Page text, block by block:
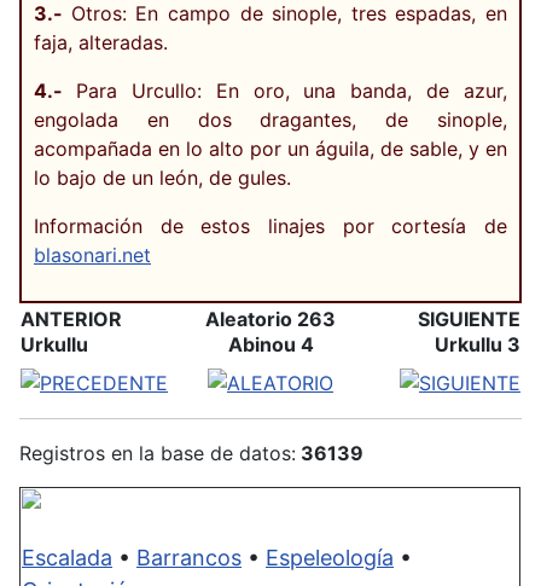
3.- Otros: En campo de sinople, tres espadas, en
faja, alteradas.
4.- Para Urcullo: En oro, una banda, de azur,
engolada en dos dragantes, de sinople,
acompañada en lo alto por un águila, de sable, y en
lo bajo de un león, de gules.
Información de estos linajes por cortesía de
blasonari.net
ANTERIOR
Urkullu
Aleatorio 263
Abinou 4
SIGUIENTE
Urkullu 3
Registros en la base de datos: 36139
Escalada • Barrancos • Espeleología •